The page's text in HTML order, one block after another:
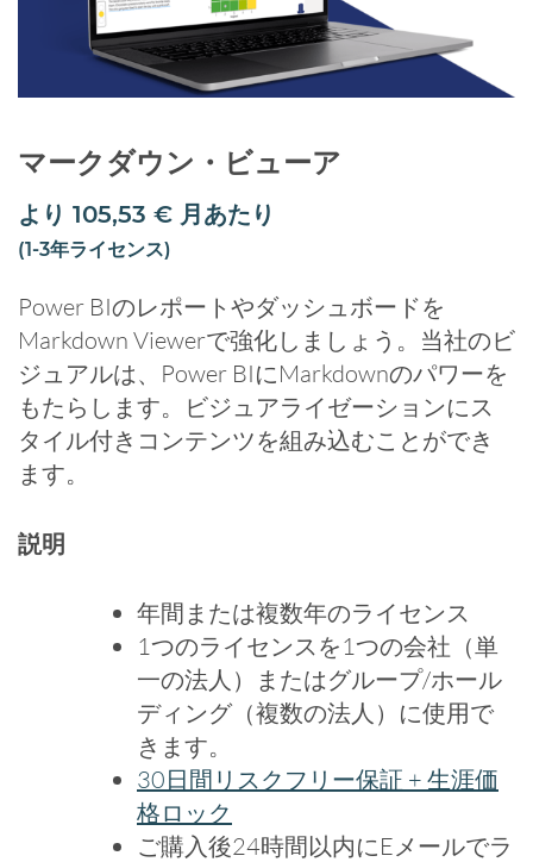
マークダウン・ビューア
より 105,53 € 月あたり
(1-3年ライセンス)
Power BIのレポートやダッシュボードを
Markdown Viewerで強化しましょう。当社のビ
ジュアルは、Power BIにMarkdownのパワーを
もたらします。ビジュアライゼーションにス
タイル付きコンテンツを組み込むことができ
ます。
説明
年間または複数年のライセンス
1つのライセンスを1つの会社（単
一の法人）またはグループ/ホール
ディング（複数の法人）に使用で
きます。
30日間リスクフリー保証 + 生涯価
格ロック
ご購入後24時間以内にEメールでラ